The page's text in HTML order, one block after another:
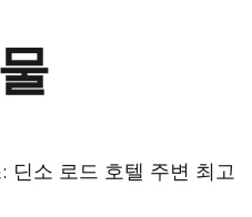
딘소 로드 호텔 주변 최고